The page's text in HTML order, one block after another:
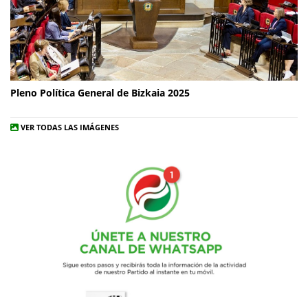
Pleno Política General de Bizkaia 2025
VER TODAS LAS IMÁGENES